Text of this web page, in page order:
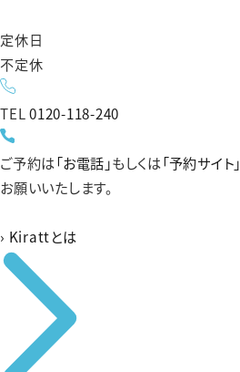
定休日
不定休
TEL0120-118-240
ご予約は「お電話」もしくは「予約サイト」
お願いいたします。
› Kirattとは